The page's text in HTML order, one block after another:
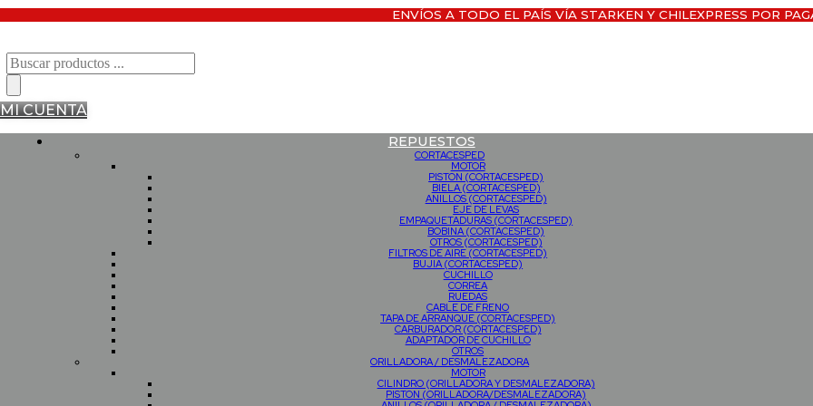
ENVÍOS A TODO EL PAÍS VÍA STARKEN Y CHILEXPRESS POR
Búsqueda
de
productos
MI CUENTA
REPUESTOS
CORTACESPED
MOTOR
PISTON (CORTACESPED)
BIELA (CORTACESPED)
ANILLOS (CORTACESPED)
EJE DE LEVAS
EMPAQUETADURAS (CORTACESPED)
BOBINA (CORTACESPED)
OTROS (CORTACESPED)
FILTROS DE AIRE (CORTACESPED)
BUJIA (CORTACESPED)
CUCHILLO
CORREA
RUEDAS
CABLE DE FRENO
TAPA DE ARRANQUE (CORTACESPED)
CARBURADOR (CORTACESPED)
ADAPTADOR DE CUCHILLO
OTROS
ORILLADORA / DESMALEZADORA
MOTOR
CILINDRO (ORILLADORA Y DESMALEZADORA)
PISTON (ORILLADORA/DESMALEZADORA)